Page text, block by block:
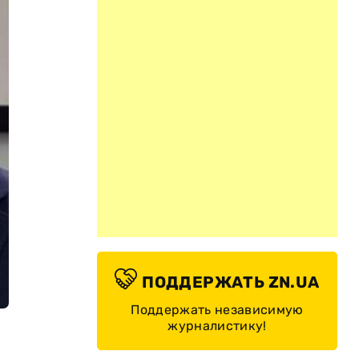
ПОДДЕРЖАТЬ ZN.UA
Поддержать независимую
журналистику!